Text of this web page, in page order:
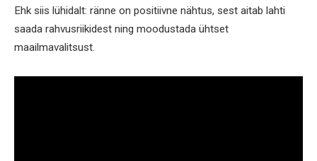
Ehk siis lühidalt: ränne on positiivne nähtus, sest aitab lahti
saada rahvusriikidest ning moodustada ühtset
maailmavalitsust.